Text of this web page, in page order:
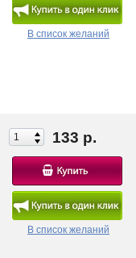
В список желаний
133 р.
В список желаний